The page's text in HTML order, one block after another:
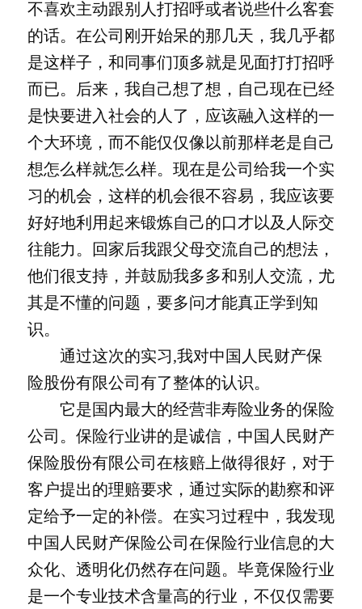
不喜欢主动跟别人打招呼或者说些什么客套
的话。在公司刚开始呆的那几天，我几乎都
是这样子，和同事们顶多就是见面打打招呼
而已。后来，我自己想了想，自己现在已经
是快要进入社会的人了，应该融入这样的一
个大环境，而不能仅仅像以前那样老是自己
想怎么样就怎么样。现在是公司给我一个实
习的机会，这样的机会很不容易，我应该要
好好地利用起来锻炼自己的口才以及人际交
往能力。回家后我跟父母交流自己的想法，
他们很支持，并鼓励我多多和别人交流，尤
其是不懂的问题，要多问才能真正学到知
识。
通过这次的实习,我对中国人民财产保
险股份有限公司有了整体的认识。
它是国内最大的经营非寿险业务的保险
公司。保险行业讲的是诚信，中国人民财产
保险股份有限公司在核赔上做得很好，对于
客户提出的理赔要求，通过实际的勘察和评
定给予一定的补偿。在实习过程中，我发现
中国人民财产保险公司在保险行业信息的大
众化、透明化仍然存在问题。毕竟保险行业
是一个专业技术含量高的行业，不仅仅需要